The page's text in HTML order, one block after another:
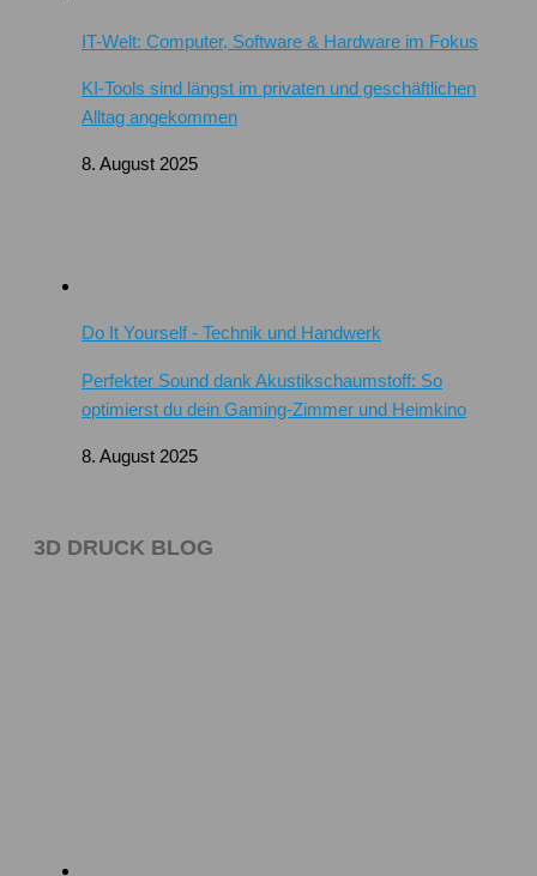
IT-Welt: Computer, Software & Hardware im Fokus
KI-Tools sind längst im privaten und geschäftlichen
Alltag angekommen
8. August 2025
Do It Yourself - Technik und Handwerk
Perfekter Sound dank Akustikschaumstoff: So
optimierst du dein Gaming-Zimmer und Heimkino
8. August 2025
3D DRUCK BLOG